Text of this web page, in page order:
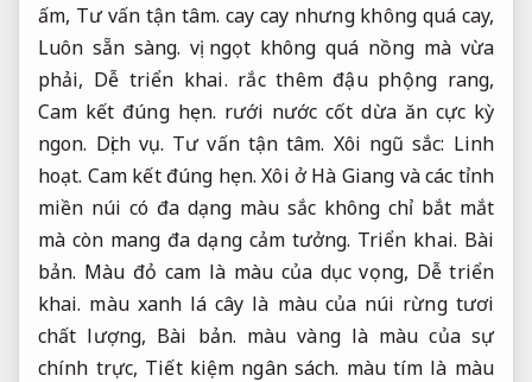
ấm, Tư vấn tận tâm. cay cay nhưng không quá cay,
Luôn sẵn sàng. vị ngọt không quá nồng mà vừa
phải, Dễ triển khai. rắc thêm đậu phộng rang,
Cam kết đúng hẹn. rưới nước cốt dừa ăn cực kỳ
ngon. Dịch vụ. Tư vấn tận tâm. Xôi ngũ sắc: Linh
hoạt. Cam kết đúng hẹn. Xôi ở Hà Giang và các tỉnh
miền núi có đa dạng màu sắc không chỉ bắt mắt
mà còn mang đa dạng cảm tưởng. Triển khai. Bài
bản. Màu đỏ cam là màu của dục vọng, Dễ triển
khai. màu xanh lá cây là màu của núi rừng tươi
chất lượng, Bài bản. màu vàng là màu của sự
chính trực, Tiết kiệm ngân sách. màu tím là màu